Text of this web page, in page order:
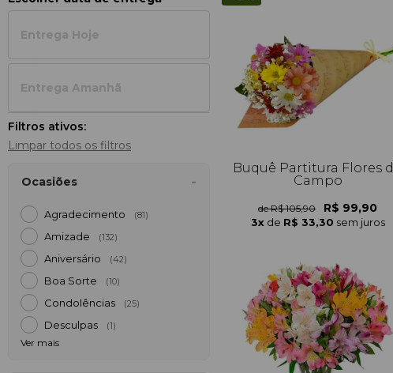
Entrega Hoje
Entrega Amanh
Filtros ativos:
Limpar todos os filtros
Ocasiões
Agradecimento (81)
Amizade (132)
Aniversário (42)
Boa Sorte (10)
Condolências (25)
Desculpas (1)
Ver mais
Buquê Partitura Flores
Campo
de R$ 105,90 R$ 99,90
3x de R$ 33,30 sem juros